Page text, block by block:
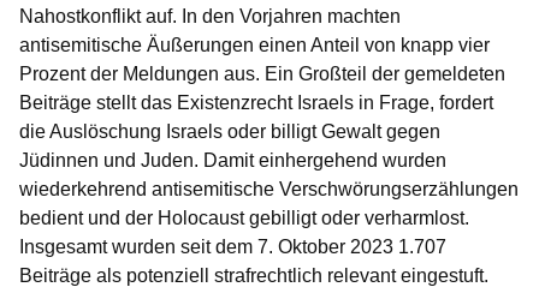
Nahostkonflikt auf. In den Vorjahren machten
antisemitische Äußerungen einen Anteil von knapp vier
Prozent der Meldungen aus. Ein Großteil der gemeldeten
Beiträge stellt das Existenzrecht Israels in Frage, fordert
die Auslöschung Israels oder billigt Gewalt gegen
Jüdinnen und Juden. Damit einhergehend wurden
wiederkehrend antisemitische Verschwörungserzählungen
bedient und der Holocaust gebilligt oder verharmlost.
Insgesamt wurden seit dem 7. Oktober 2023 1.707
Beiträge als potenziell strafrechtlich relevant eingestuft.